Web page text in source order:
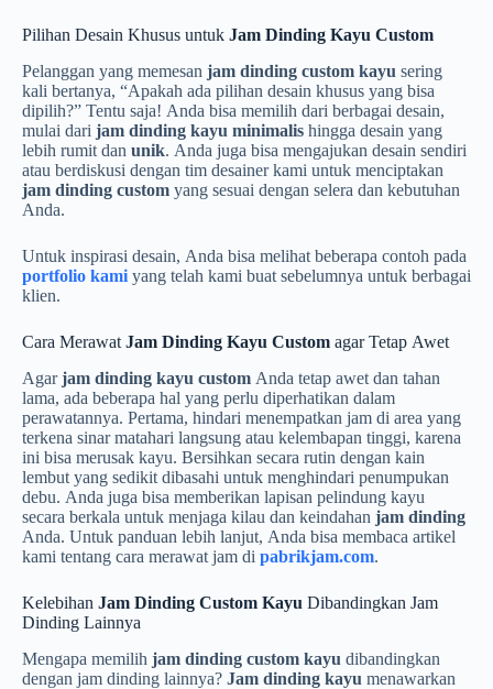
Pilihan Desain Khusus untuk Jam Dinding Kayu Custom
Pelanggan yang memesan jam dinding custom kayu sering
kali bertanya, “Apakah ada pilihan desain khusus yang bisa
dipilih?” Tentu saja! Anda bisa memilih dari berbagai desain,
mulai dari jam dinding kayu minimalis hingga desain yang
lebih rumit dan unik. Anda juga bisa mengajukan desain sendiri
atau berdiskusi dengan tim desainer kami untuk menciptakan
jam dinding custom yang sesuai dengan selera dan kebutuhan
Anda.
Untuk inspirasi desain, Anda bisa melihat beberapa contoh pada
portfolio kami yang telah kami buat sebelumnya untuk berbagai
klien.
Cara Merawat Jam Dinding Kayu Custom agar Tetap Awet
Agarjam dinding kayu custom Anda tetap awet dan tahan
lama, ada beberapa hal yang perlu diperhatikan dalam
perawatannya. Pertama, hindari menempatkan jam di area yang
terkena sinar matahari langsung atau kelembapan tinggi, karena
ini bisa merusak kayu. Bersihkan secara rutin dengan kain
lembut yang sedikit dibasahi untuk menghindari penumpukan
debu. Anda juga bisa memberikan lapisan pelindung kayu
secara berkala untuk menjaga kilau dan keindahan jam dinding
Anda. Untuk panduan lebih lanjut, Anda bisa membaca artikel
kami tentang cara merawat jam di pabrikjam.com.
Kelebihan Jam Dinding Custom Kayu Dibandingkan Jam
Dinding Lainnya
Mengapa memilih jam dinding custom kayu dibandingkan
dengan jam dinding lainnya? Jam dinding kayu menawarkan